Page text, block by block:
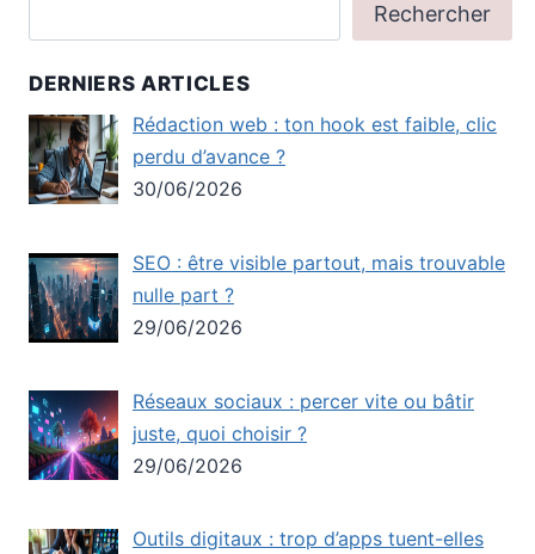
Rechercher
DERNIERS ARTICLES
Rédaction web : ton hook est faible, clic
perdu d’avance ?
30/06/2026
SEO : être visible partout, mais trouvable
nulle part ?
29/06/2026
Réseaux sociaux : percer vite ou bâtir
juste, quoi choisir ?
29/06/2026
Outils digitaux : trop d’apps tuent-elles